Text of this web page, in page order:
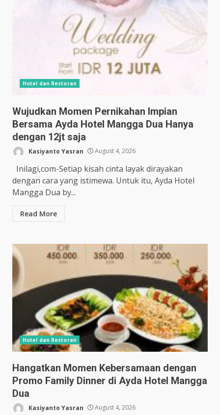
Hotel dan Restoran
Wujudkan Momen Pernikahan Impian
Bersama Ayda Hotel Mangga Dua Hanya
dengan 12jt saja
Kasiyanto Yasran August 4, 2026
Inilagi,com-Setiap kisah cinta layak dirayakan
dengan cara yang istimewa. Untuk itu, Ayda Hotel
Mangga Dua by...
Read More
Hotel dan Restoran
Hangatkan Momen Kebersamaan dengan
Promo Family Dinner di Ayda Hotel Mangga
Dua
Kasiyanto Yasran August 4, 2026